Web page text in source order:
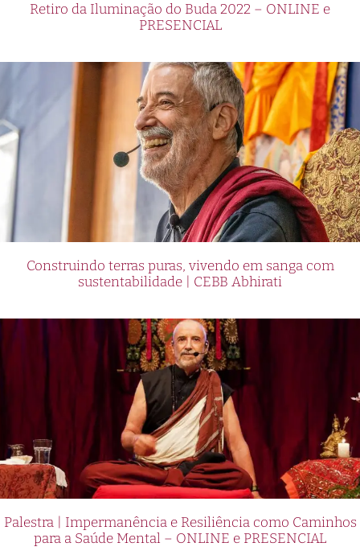
Retiro da Iluminação do Buda 2022 – ONLINE e
PRESENCIAL
Construindo terras puras, vivendo em sanga com
sustentabilidade | CEBB Abhirati
Palestra | Impermanência e Resiliência como Caminhos
para a Saúde Mental – ONLINE e PRESENCIAL